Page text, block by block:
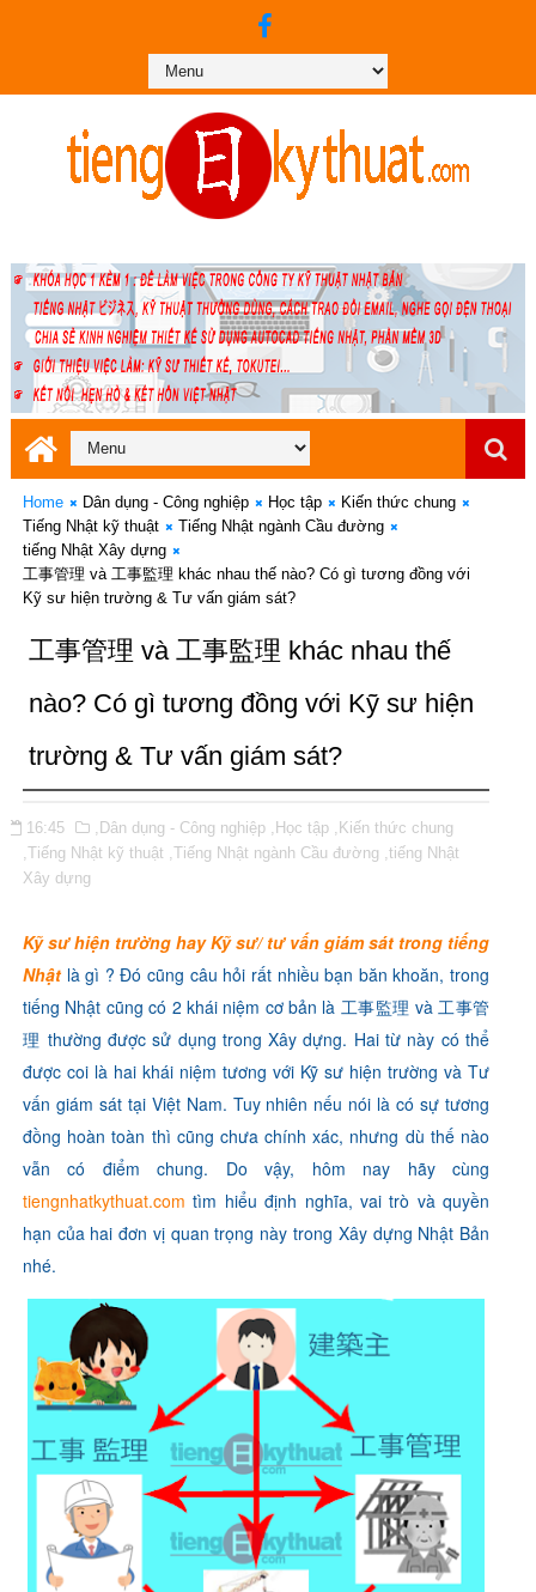
Home Dân dụng - Công nghiệp Học tập
Kiến thức chung
Tiếng Nhật kỹ thuật
Tiếng Nhật ngành Cầu đường
tiếng Nhật Xây dựng
工事管理 và 工事監理 khác nhau thế nào? Có gì tương đồng với
Kỹ sư hiện trường & Tư vấn giám sát?
工事管理 và 工事監理 khác nhau thế
nào? Có gì tương đồng với Kỹ sư hiện
trường & Tư vấn giám sát?
16:45 ,Dân dụng - Công nghiệp ,Học tập ,Kiến thức chung
,Tiếng Nhật kỹ thuật ,Tiếng Nhật ngành Cầu đường ,tiếng Nhật
Xây dựng
Kỹ sư hiện trường hay Kỹ sư/ tư vấn giám sát trong tiếng
Nhậtlà gì ? Đó cũng câu hỏi rất nhiều bạn băn khoăn, trong
tiếng Nhật cũng có 2 khái niệm cơ bản là 工事監理 và 工事管
理 thường được sử dụng trong Xây dựng. Hai từ này có thể
được coi là hai khái niệm tương với Kỹ sư hiện trường và Tư
vấn giám sát tại Việt Nam. Tuy nhiên nếu nói là có sự tương
đồng hoàn toàn thì cũng chưa chính xác, nhưng dù thế nào
vẫn có điểm chung. Do vậy, hôm nay hãy cùng
tiengnhatkythuat.com tìm hiểuđịnh nghĩa, vai trò và quyền
hạn của hai đơn vị quan trọng này trong Xây dựng Nhật Bản
nhé.